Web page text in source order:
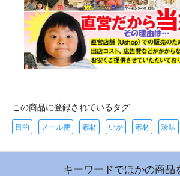
この商品に登録されているタグ
目的 メール便 素材 いか 素材 珍味
キーワードでほかの商品